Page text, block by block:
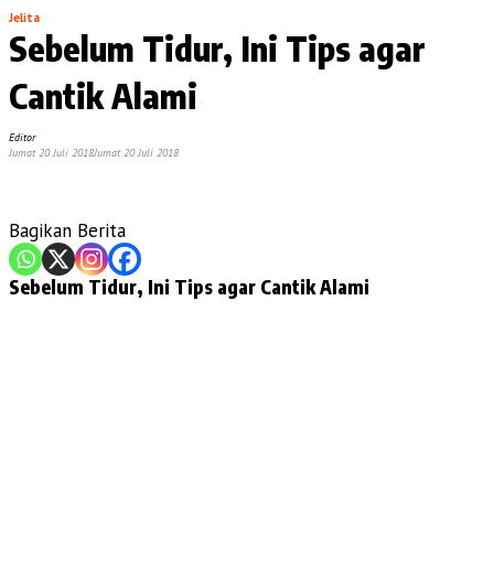
Jelita
Sebelum Tidur, Ini Tips agar
Cantik Alami
Editor
Jumat 20 Juli 2018Jumat 20 Juli 2018
Bagikan Berita
Sebelum Tidur, Ini Tips agar Cantik Alami